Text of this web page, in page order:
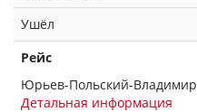
Ушёл
Рейс
Юрьев-Польский-Владимир
Детальная информация